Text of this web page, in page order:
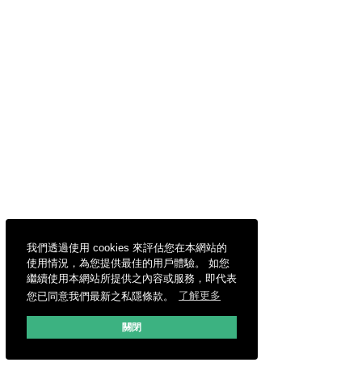
我們透過使用 cookies 來評估您在本網站的
使用情況，為您提供最佳的用戶體驗。 如您
繼續使用本網站所提供之內容或服務，即代表
您已同意我們最新之私隱條款。
了解更多
關閉